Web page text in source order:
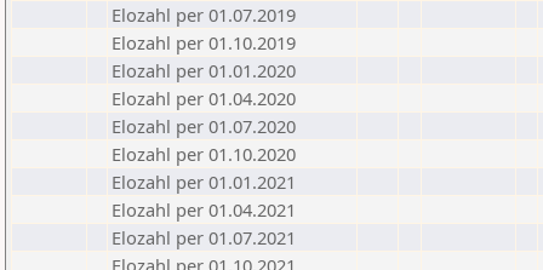
Elozahl per 01.07.2019
Elozahl per 01.10.2019
Elozahl per 01.01.2020
Elozahl per 01.04.2020
Elozahl per 01.07.2020
Elozahl per 01.10.2020
Elozahl per 01.01.2021
Elozahl per 01.04.2021
Elozahl per 01.07.2021
Elozahl per 01.10.2021